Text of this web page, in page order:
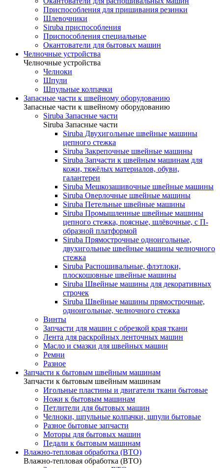
Приспособления для пришивания резинки
Шлевочники
Siruba приспособления
Приспособления специальные
Окантователи для бытовых машин
Челночные устройства
Челночные устройства
Челноки
Шпули
Шпульные колпачки
Запасные части к швейному оборудованию
Запасные части к швейному оборудованию
Siruba Запасные части
Siruba Запасные части
Siruba Двухигольные швейные машины
цепного стежка
Siruba Закрепочные швейные машины
Siruba Запчасти к швейным машинам для
кожи, тяжёлых материалов, обуви,
галантереи
Siruba Мешкозашивочные швейные машины
Siruba Оверлочные швейные машины
Siruba Петельные швейные машины
Siruba Промышленные швейные машины
цепного стежка, поясные, шлёвочные, с П-
образной платформой
Siruba Прямострочные одноигольные,
двухигольные швейные машины челночного
стежка
Siruba Распошивальные, флэтлоки,
плоскошовные швейные машины
Siruba Швейные машины для декоративных
строчек
Siruba Швейные машины прямострочные,
одноигольные, челночного стежка
Винты
Запчасти для машин с обрезкой края ткани
Лента для раскройных ленточных машин
Масло и смазки для швейных машин
Ремни
Разное
Запчасти к бытовым швейным машинам
Запчасти к бытовым швейным машинам
Игольные пластины и двигатели ткани бытовые
Ножи к бытовым машинам
Петлители для бытовых машин
Челноки, шпульные колпачки, шпули бытовые
Разное бытовые запчасти
Моторы для бытовых машин
Педали к бытовым машинам
Влажно-тепловая обработка (ВТО)
Влажно-тепловая обработка (ВТО)